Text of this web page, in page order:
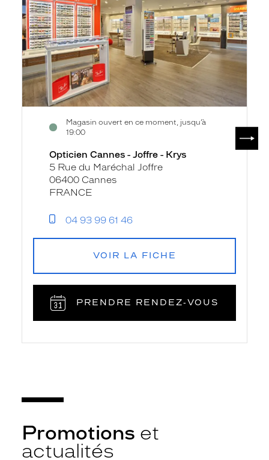
Joffre
-
Krys
Magasin ouvert en ce moment, jusqu’à
19:00
Opticien Cannes - Joffre - Krys
5 Rue du Maréchal Joffre
06400 Cannes
FRANCE
04 93 99 61 46
VOIR LA FICHE
PRENDRE RENDEZ‑VOUS
Promotions et
actualités